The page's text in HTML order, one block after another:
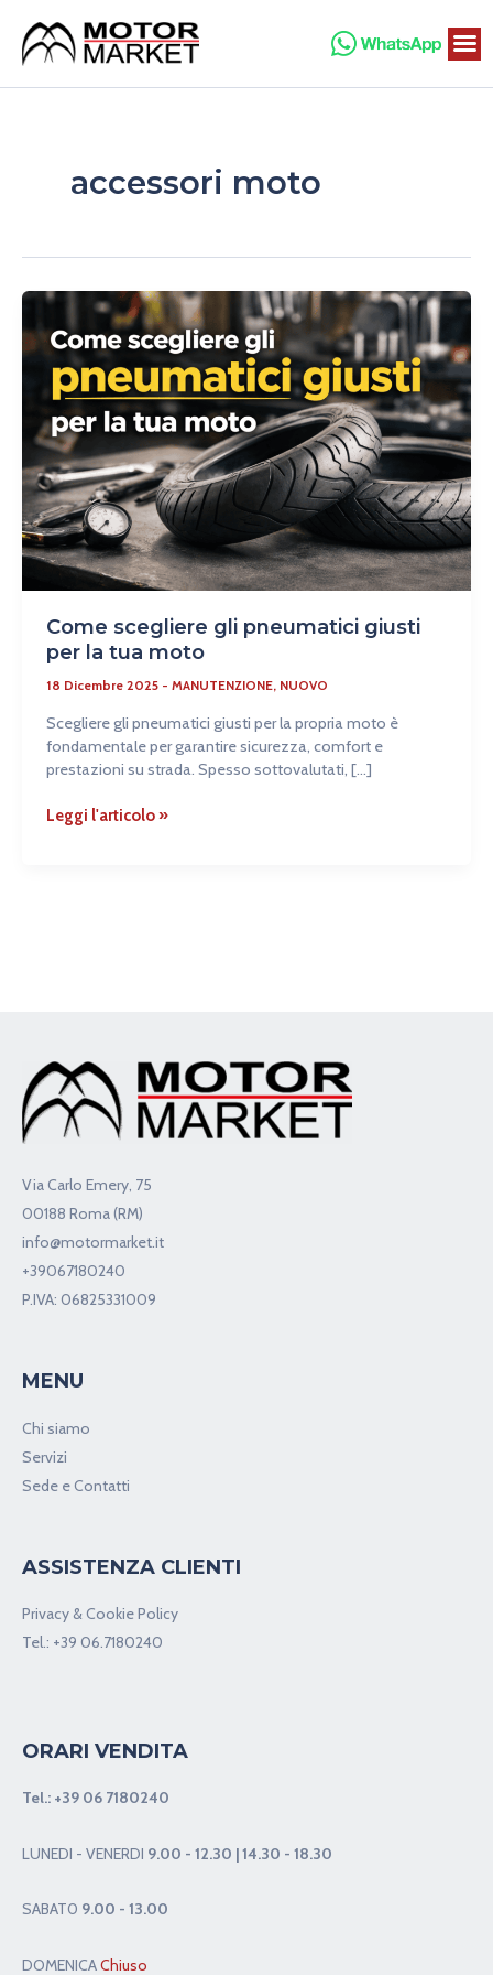
contenuto
accessori moto
Come scegliere gli pneumatici giusti
per la tua moto
18 Dicembre 2025 - MANUTENZIONE, NUOVO
Scegliere gli pneumatici giusti per la propria moto è
fondamentale per garantire sicurezza, comfort e
prestazioni su strada. Spesso sottovalutati, […]
Come
scegliere
gli
pneumatici
giusti
per
la
tua
moto
Leggi l'articolo »
Via Carlo Emery, 75
00188 Roma (RM)
info@motormarket.it
+39067180240
P.IVA: 06825331009
MENU
Chi siamo
Servizi
Sede e Contatti
ASSISTENZA CLIENTI
Privacy & Cookie Policy
Tel.: +39 06.7180240
ORARI VENDITA
Tel.: +39 06 7180240
LUNEDI - VENERDI 9.00 - 12.30 | 14.30 - 18.30
SABAT0 9.00 - 13.00
DOMENICAChiuso